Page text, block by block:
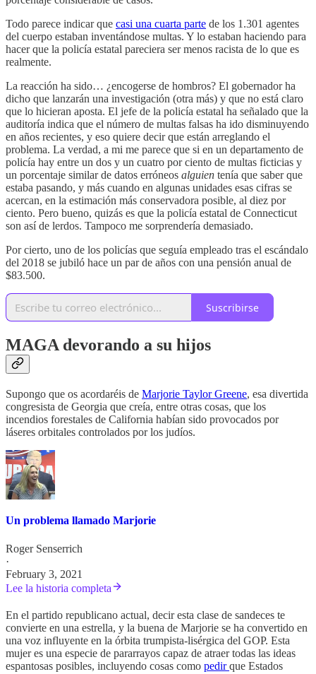
Todo parece indicar que casi una cuarta parte de los 1.301 agentes
del cuerpo estaban inventándose multas. Y lo estaban haciendo para
hacer que la policía estatal pareciera ser menos racista de lo que es
realmente.
La reacción ha sido… ¿encogerse de hombros? El gobernador ha
dicho que lanzarán una investigación (otra más) y que no está claro
que lo hicieran aposta. El jefe de la policía estatal ha señalado que la
auditoría indica que el número de multas falsas ha ido disminuyendo
en años recientes, y eso quiere decir que están arreglando el
problema. La verdad, a mi me parece que si en un departamento de
policía hay entre un dos y un cuatro por ciento de multas ficticias y
un porcentaje similar de datos erróneos alguien tenía que saber que
estaba pasando, y más cuando en algunas unidades esas cifras se
acercan, en la estimación más conservadora posible, al diez por
ciento. Pero bueno, quizás es que la policía estatal de Connecticut
son así de lerdos. Tampoco me sorprendería demasiado.
Por cierto, uno de los policías que seguía empleado tras el escándalo
del 2018 se jubiló hace un par de años con una pensión anual de
$83.500.
Suscribirse
MAGA devorando a su hijos
Supongo que os acordaréis de Marjorie Taylor Greene, esa divertida
congresista de Georgia que creía, entre otras cosas, que los
incendios forestales de California habían sido provocados por
láseres orbitales controlados por los judíos.
Un problema llamado Marjorie
Roger Senserrich
·
February 3, 2021
Lee la historia completa
En el partido republicano actual, decir esta clase de sandeces te
convierte en una estrella, y la buena de Marjorie se ha convertido en
una voz influyente en la órbita trumpista-lisérgica del GOP. Esta
mujer es una especie de pararrayos capaz de atraer todas las ideas
espantosas posibles, incluyendo cosas como pedirque Estados